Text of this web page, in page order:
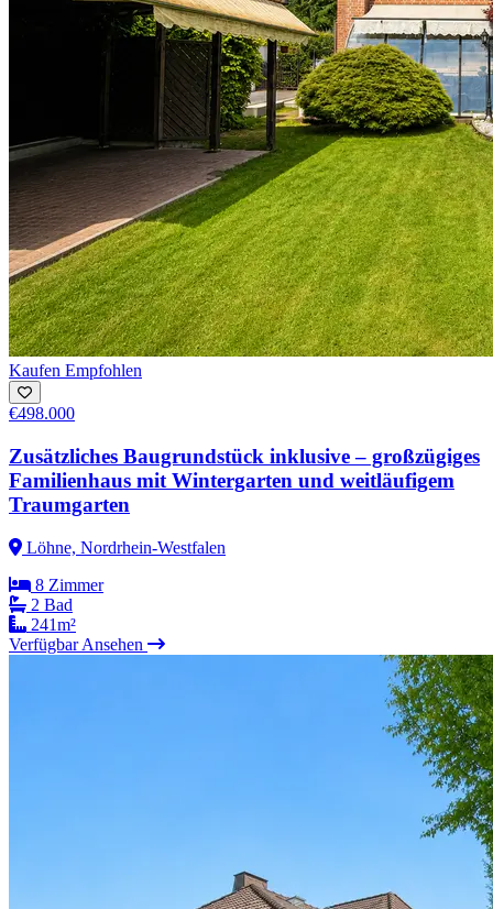
Kaufen Empfohlen
€498.000
Zusätzliches Baugrundstück inklusive – großzügiges
Familienhaus mit Wintergarten und weitläufigem
Traumgarten
Löhne, Nordrhein-Westfalen
8 Zimmer
2 Bad
241m²
VerfügbarAnsehen